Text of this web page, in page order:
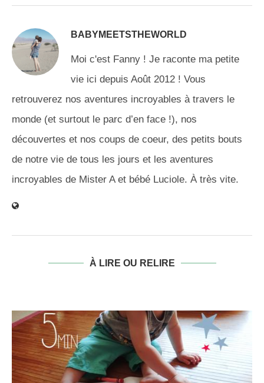
BABYMEETSTHEWORLD
Moi c'est Fanny ! Je raconte ma petite
vie ici depuis Août 2012 ! Vous
retrouverez nos aventures incroyables à travers le
monde (et surtout le parc d’en face !), nos
découvertes et nos coups de coeur, des petits bouts
de notre vie de tous les jours et les aventures
incroyables de Mister A et bébé Luciole. À très vite.
À LIRE OU RELIRE